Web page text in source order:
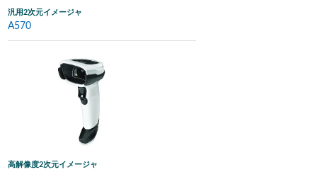
汎用2次元イメージャ
A570
高解像度2次元イメージャ